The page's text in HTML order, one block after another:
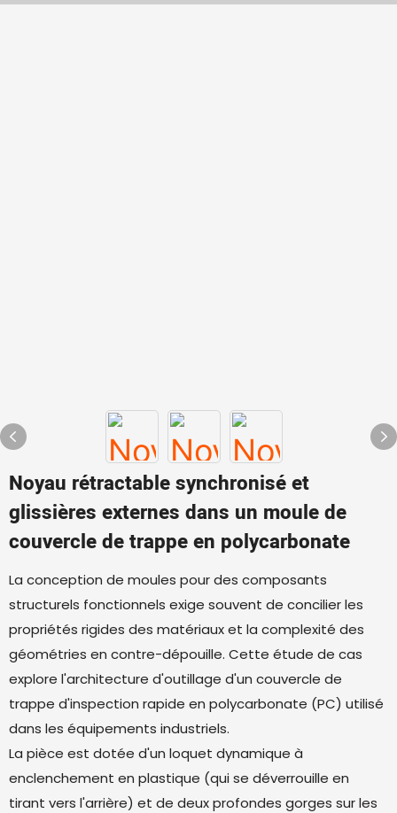
Noyau rétractable synchronisé et
glissières externes dans un moule de
couvercle de trappe en polycarbonate
La conception de moules pour des composants
structurels fonctionnels exige souvent de concilier les
propriétés rigides des matériaux et la complexité des
géométries en contre-dépouille. Cette étude de cas
explore l'architecture d'outillage d'un couvercle de
trappe d'inspection rapide en polycarbonate (PC) utilisé
dans les équipements industriels.
La pièce est dotée d'un loquet dynamique à
enclenchement en plastique (qui se déverrouille en
tirant vers l'arrière) et de deux profondes gorges sur les